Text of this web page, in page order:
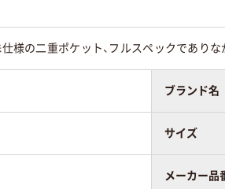
様の二重ポケット、フルスペックでありな
ブランド名
サイズ
メーカー品